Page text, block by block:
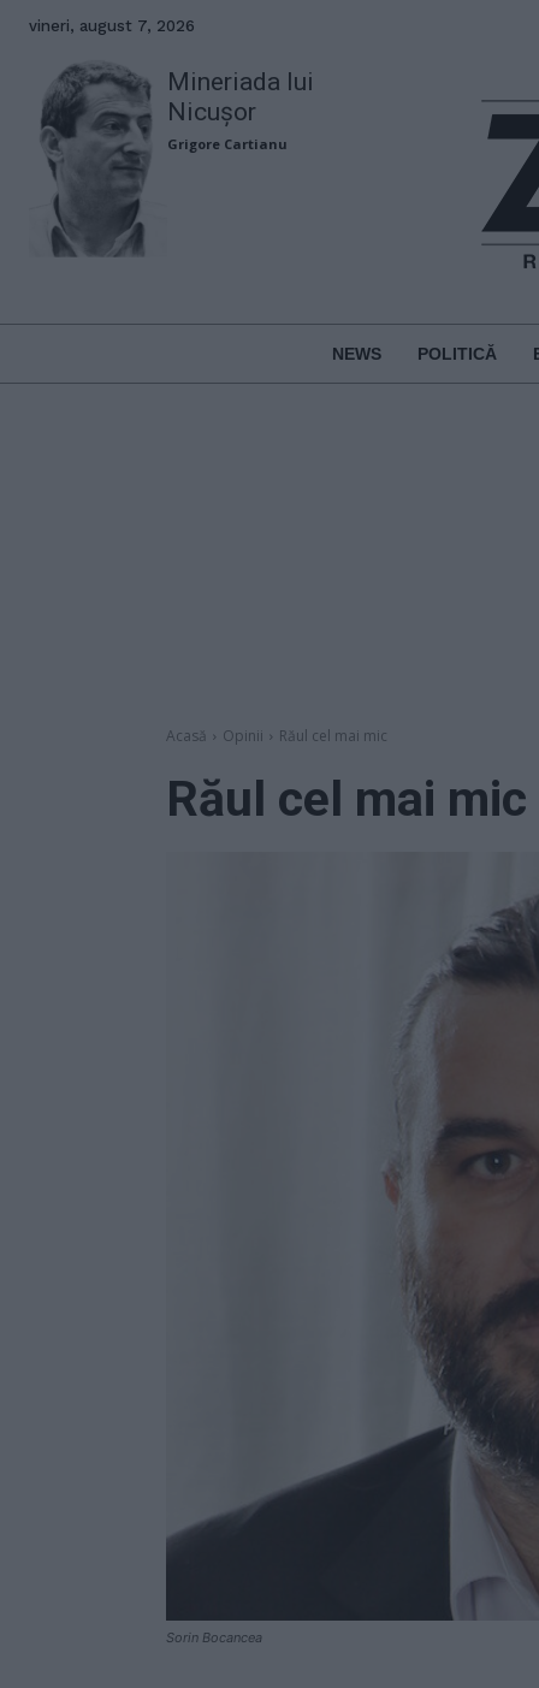
vineri, august 7, 2026
Mineriada lui
Nicușor
Grigore Cartianu
NEWS POLITICĂ
Acasă Opinii Răul cel mai mic
Răul cel mai mic
Sorin Bocancea